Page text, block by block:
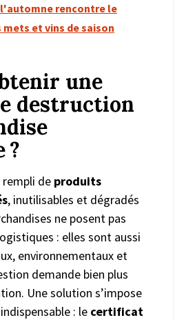
l'automne rencontre le
et vins de saison
une
destruction
?
de produits
, inutilisables et dégradés
ne posent pas
: elles sont aussi
environnementaux et
demande bien plus
Une solution s’impose
: le certificat